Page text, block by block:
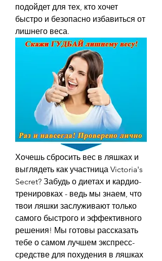
подойдет для тех, кто хочет
быстро и безопасно избавиться от
лишнего веса.
Хочешь сбросить вес в ляшках и
выглядеть как участница Victoria's
Secret? Забудь о диетах и кардио-
тренировках - ведь мы знаем, что
твои ляшки заслуживают только
самого быстрого и эффективного
решения! Мы готовы рассказать
тебе о самом лучшем экспресс-
средстве для похудения в ляшках